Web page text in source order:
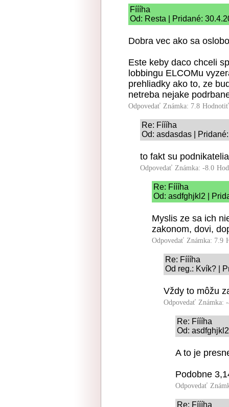
Fíííha
Od: Resta | Pridané:
Dobra vec ako sa
Este keby daco chceli
lobbingu ELCOMu
prehliadky ako to, ze
netreba nejake
Odpovedať Známka: 7.8
Re: Fíííha
Od: asdasdas |
to fakt su
Odpovedať Známka: -8.0
Re: Fíííha
Od: asdfghjkl2 |
Myslis ze sa ich
zakonom, dovi,
Odpovedať Známka: 7.9
Re: Fíííha
Od reg.: Kvík? |
Vždy to môžu
Odpovedať Známka:
Re: Fíííha
Od:
A to je
Podobne
Odpovedať
Re: Fíííha